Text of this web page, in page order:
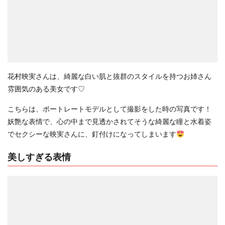
花村映実さんは、綺麗な白い肌と抜群のスタイルを持つお姉さん
雰囲気のある美女です♡
こちらは、ポートレートモデルとして撮影をした時の写真です！
妖艶な表情で、心の中まで見透かされてそうな綺麗な瞳と水着姿
でセクシーな映実さんに、釘付けになってしまいます
美しすぎる表情